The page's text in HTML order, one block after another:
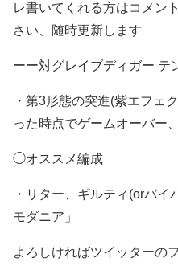
レ書いてくれる方はコメン
さい、随時更新します
ーー対グレイブディガー テ
・第3形態の突進(紫エフェ
った時点でゲームオーバー
◯オススメ編成
・リター、ギルティ(orバイ
モダニア」
よろしければツイッターの